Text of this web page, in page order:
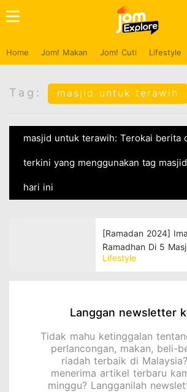
Home Jom! Makan Jom! Cuti Lifestyle
Tag: masjid untuk terawih
masjid untuk terawih: Terokai berita
terkini yang menggunakan tag
hari ini
Lifestyle
[Ramadan 2024]
Ramadhan Di 5
Negeri Selangor
Langgan newsletter
Tidak mahu ketinggalan
perlancongan, makan, beli-
riadah terbaik di
menerima artikel terbaru
minggu? Langganilah